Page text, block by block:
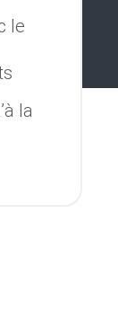
le
la